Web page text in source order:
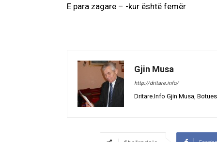
E para zagare – -kur është femër
Gjin Musa
http://dritare.info/
Dritare.Info Gjin Musa, Botues